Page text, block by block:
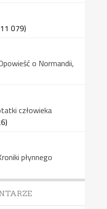
079)
o Normandii,
człowieka
płynnego